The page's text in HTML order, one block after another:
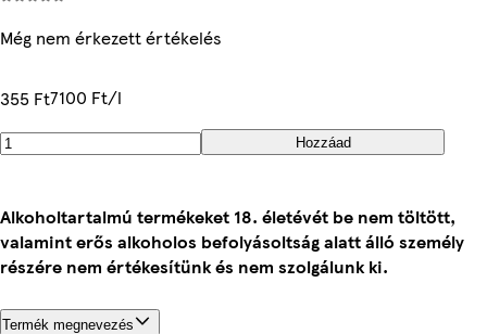
Még nem érkezett értékelés
355 Ft7100 Ft/l
Hozzáad
Alkoholtartalmú termékeket 18. életévét be nem töltött,
valamint erős alkoholos befolyásoltság alatt álló személy
részére nem értékesítünk és nem szolgálunk ki.
Termék megnevezés